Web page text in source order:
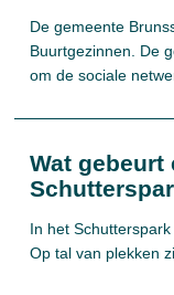
De gemeente
Buurtgezinnen. De
om de sociale
Wat gebeurt
In het
Op tal van plekken